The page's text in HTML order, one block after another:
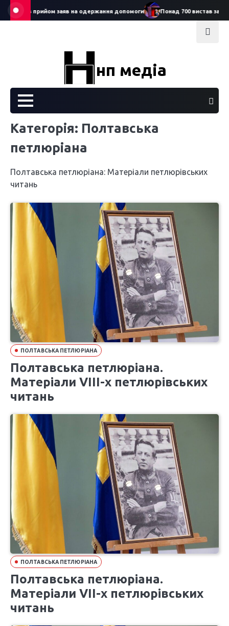
Skip
прийом заяв на одержання допомоги Понад 700 вистав за рік:
нп медіа
Категорія: Полтавська
петлюріана
Полтавська петлюріана: Матеріали петлюрівських
читань
ПОЛТАВСЬКА ПЕТЛЮРІАНА
Полтавська петлюріана.
Матеріали VIІІ-х петлюрівських
читань
ПОЛТАВСЬКА ПЕТЛЮРІАНА
Полтавська петлюріана.
Матеріали VІІ-х петлюрівських
читань